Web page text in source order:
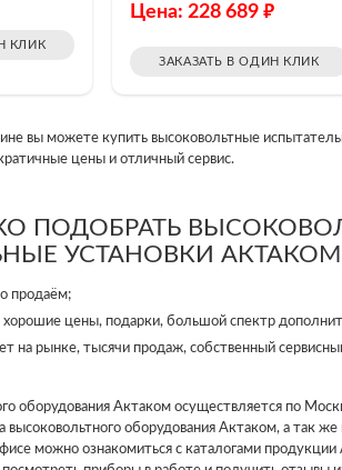
КЛИК
Цена: 228 689₽
ЗАКАЗАТЬ В ОДИН КЛИК
вы можете купить высоковольтные
цены и отличный сервис.
ПОДОБРАТЬ
УСТАНОВКИ
продаём;
хорошие цены, подарки, большой спектр
на рынке, тысячи продаж, собственный
оборудования Актаком осуществляется по
высоковольтного оборудования Актаком, а так
можно ознакомиться с каталогами